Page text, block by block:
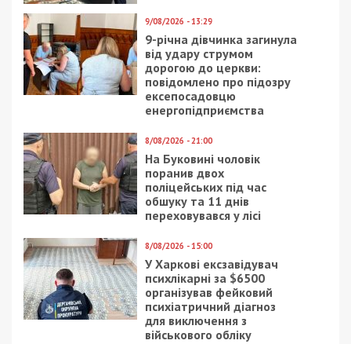
9/08/2026 - 13:29
9-річна дівчинка загинула
від удару струмом
дорогою до церкви:
повідомлено про підозру
ексепосадовцю
енергопідприємства
8/08/2026 - 21:00
На Буковині чоловік
поранив двох
поліцейських під час
обшуку та 11 днів
переховувався у лісі
8/08/2026 - 15:00
У Харкові ексзавідувач
психлікарні за $6500
організував фейковий
психіатричний діагноз
для виключення з
військового обліку